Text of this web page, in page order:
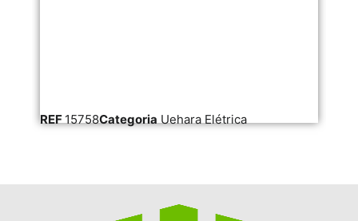
REF 15758Categoria Uehara Elétrica